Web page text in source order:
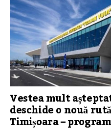
Vestea mult
deschide o nouă
Timișoara –